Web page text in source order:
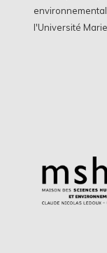
l'Université